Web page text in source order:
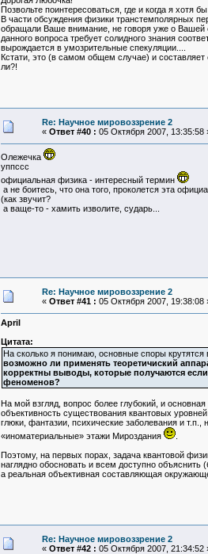
Позвольте поинтересоваться, где и когда я
В части обсуждения физики транстемполярных
обращали Ваше внимание, не говоря уже о Вашей
данного вопроса требует солидного знания
вырождается в умозрительные спекуляции....
Кстати, это (в самом общем случае) и
ли?!
Re: Научное мировоззрение 2
« Ответ #40 : 05 Октября 2007, 13:35:58
Олежечка
уппссс
официальная физика - интересный термин
а не боитесь, что она того, проколется эта
(как звучит?
а ваще-то - хамить изволите, сударь...
Re: Научное мировоззрение 2
« Ответ #41 : 05 Октября 2007, 19:38:08
April
Цитата:
На сколько я понимаю, основные споры крутятся
возможно ли применять теоретичиский
корректны выводы, которые получаются
феноменов?
На мой взгляд, вопрос более глубокий, и
объективность существования квантовых
глюки, фантазии, психические заболевания и
«иноматериальные» этажи Мироздания
.
Поэтому, на первых порах, задача квантовой
наглядно обосновать и всем доступно
а реальная объективная составляющая
Re: Научное мировоззрение 2
« Ответ #42 : 05 Октября 2007, 21:34:52